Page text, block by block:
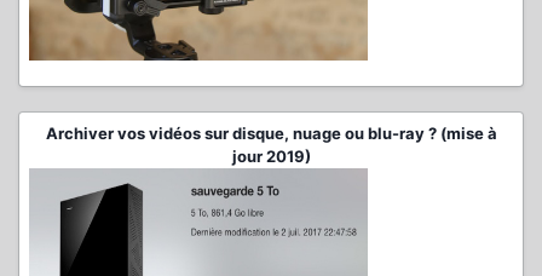
Archiver vos vidéos sur disque, nuage ou blu-ray ? (mise à
jour 2019)